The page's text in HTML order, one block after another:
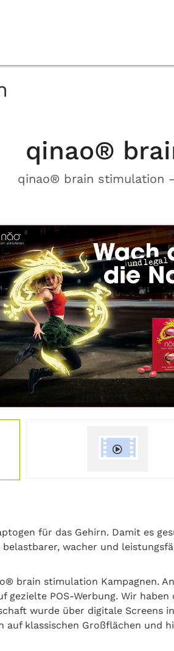
qinao®
qinao® brain stimulation
für das Gehirn. Damit es
wacher und
brain stimulation Kampagnen.
gezielte POS-Werbung. Wir
wurde über digitale
klassischen Großflächen